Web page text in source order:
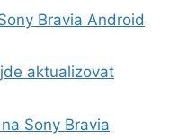
Bravia Android
aktualizovat
Sony Bravia